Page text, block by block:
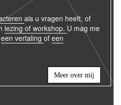
als u vragen heeft, of
lezing of workshop. U mag me
een vertaling of een
Meer over mij